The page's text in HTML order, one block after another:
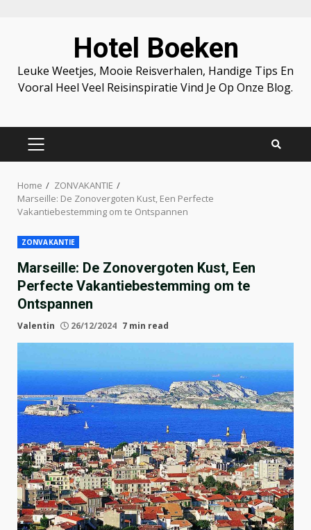
Hotel Boeken
Leuke Weetjes, Mooie Reisverhalen, Handige Tips En
Vooral Heel Veel Reisinspiratie Vind Je Op Onze Blog.
PRIMARY
Home
ZONVAKANTIE
Marseille: De Zonovergoten Kust, Een Perfecte
Vakantiebestemming om te Ontspannen
ZONVAKANTIE
Marseille: De Zonovergoten Kust, Een
Perfecte Vakantiebestemming om te
Ontspannen
Valentin 26/12/2024 7 min read